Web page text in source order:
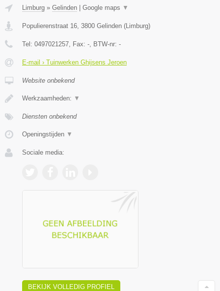
Limburg » Gelinden Google maps ▼
Populierenstraat 16 3800 Gelinden ( Limburg)
Tel: 0497021257 , Fax: - , BTW-nr: -
E-mail › Tuinwerken Ghijsens Jeroen
Website onbekend
Werkzaamheden: ▼
Diensten onbekend
Openingstijden ▼
Sociale media:
BEKIJK VOLLEDIG PROFIEL